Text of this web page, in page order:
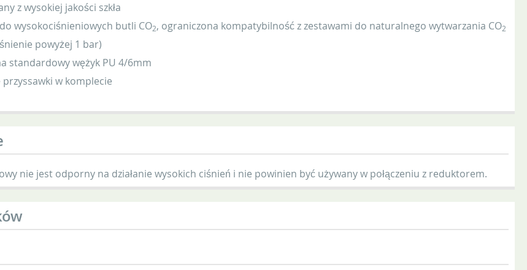
z wysokiej jakości szkła
wysokociśnieniowych butli CO2, ograniczona kompatybilność z zestawami do naturalnego wytwarzania CO2
powyżej 1 bar)
standardowy wężyk PU 4/6mm
w komplecie
nie jest odporny na działanie wysokich ciśnień i nie powinien być używany w połączeniu z reduktorem.